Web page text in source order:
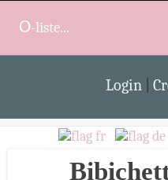
O-liste...
Login